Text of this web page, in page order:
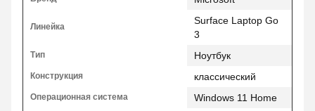
Линейка
Surface Laptop Go
3
Тип Ноутбук
Конструкция классический
Операционная система Windows 11 Home